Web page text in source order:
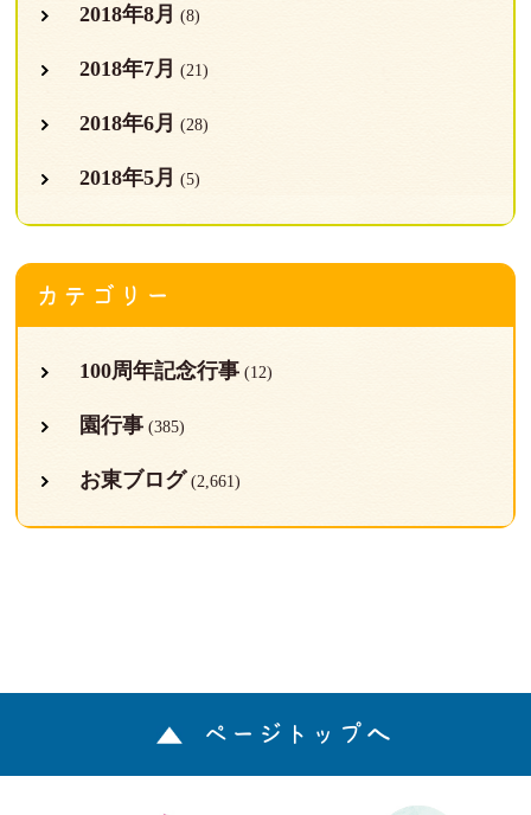
2018年8月 (8)
2018年7月 (21)
2018年6月 (28)
2018年5月 (5)
カテゴリー
100周年記念行事(12)
園行事(385)
お東ブログ (2,661)
ページトップへ